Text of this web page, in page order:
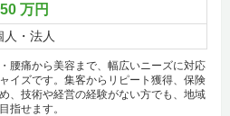
万円
人・法人
腰痛から美容まで、幅広いニーズに対応
イズです。集客からリピート獲得、保険
、技術や経営の経験がない方でも、地域
指せます。